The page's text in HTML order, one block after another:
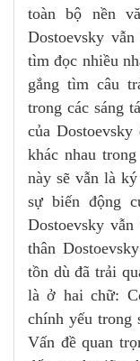
toàn bộ nền
Dostoevsky
tìm đọc nhiều
gắng tìm câu
trong các sáng
của
khác nhau
này sẽ vẫn là
sự biến động
Dostoevsky
thân
tồn dù đã trải
là ở hai chữ:
chính yếu trong
Vấn đề quan